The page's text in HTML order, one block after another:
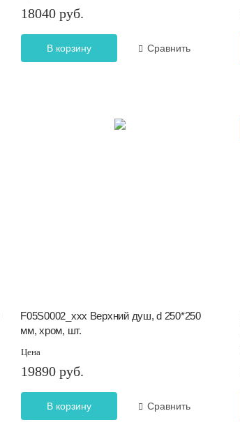
18040 руб.
В корзину Сравнить
F05S0002_xxx Верхний душ, d 250*250
мм, хром, шт.
Цена
19890 руб.
В корзину Сравнить